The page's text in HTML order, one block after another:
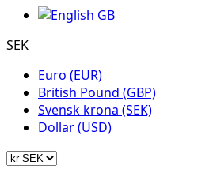
SEK
Euro (EUR)
British Pound (GBP)
Svensk krona (SEK)
Dollar (USD)